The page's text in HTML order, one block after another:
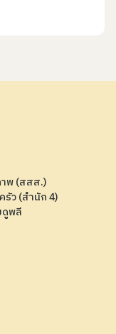
พ (สสส.)
รัว (สำนัก 4)
ดูพลี